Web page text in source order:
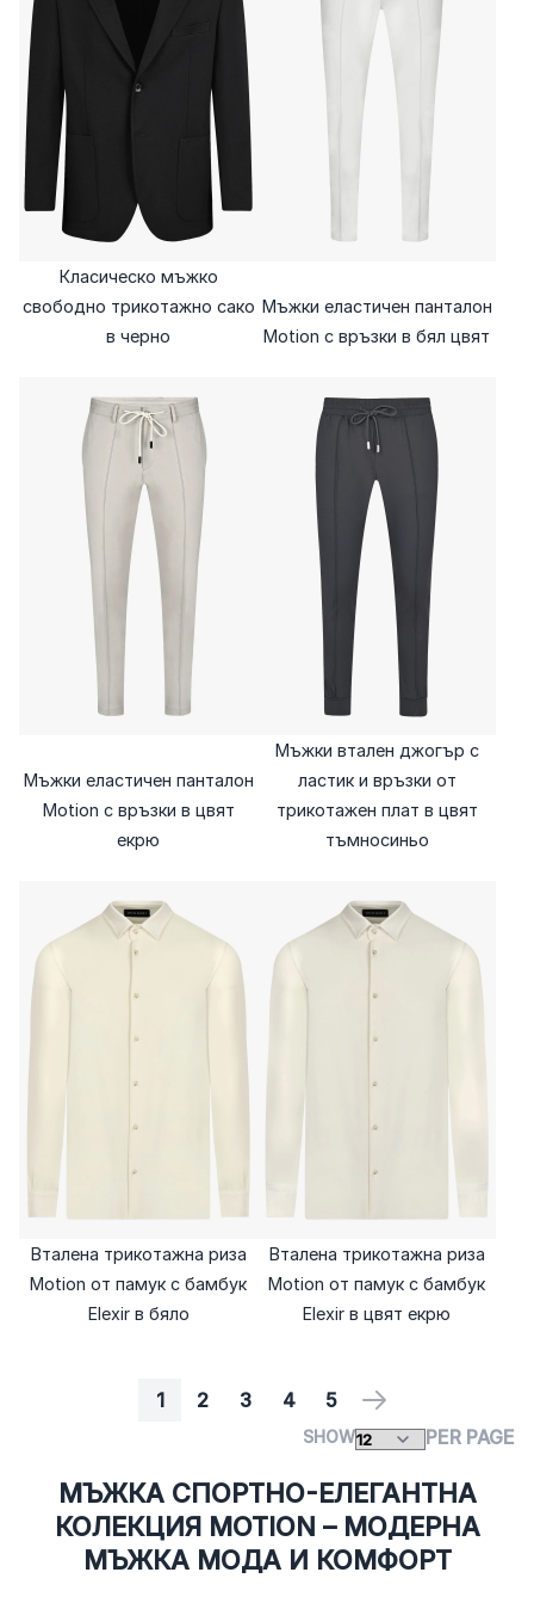
Класическо мъжко
свободно трикотажно сако
в черно
Мъжки еластичен панталон
Motion с връзки в бял цвят
Мъжки еластичен панталон
Motion с връзки в цвят
екрю
Мъжки втален джогър с
ластик и връзки от
трикотажен плат в цвят
тъмносиньо
Вталена трикотажна риза
Motion от памук с бамбук
Elexir в бяло
Вталена трикотажна риза
Motion от памук с бамбук
Elexir в цвят екрю
PAGEYOU'RE CURRENTLY READING PAGE
1
PAGE
2
PAGE
3
PAGE
4
PAGE
5
PAGE
NEXT
SHOW PER PAGE
МЪЖКА СПОРТНО-ЕЛЕГАНТНА
КОЛЕКЦИЯ MOTION – МОДЕРНА
МЪЖКА МОДА И КОМФОРТ